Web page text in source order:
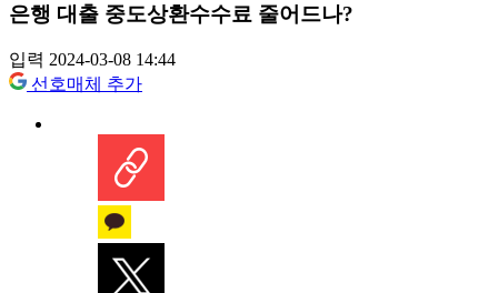
은행 대출 중도상환수수료 줄어드나?
입력 2024-03-08 14:44
선호매체 추가